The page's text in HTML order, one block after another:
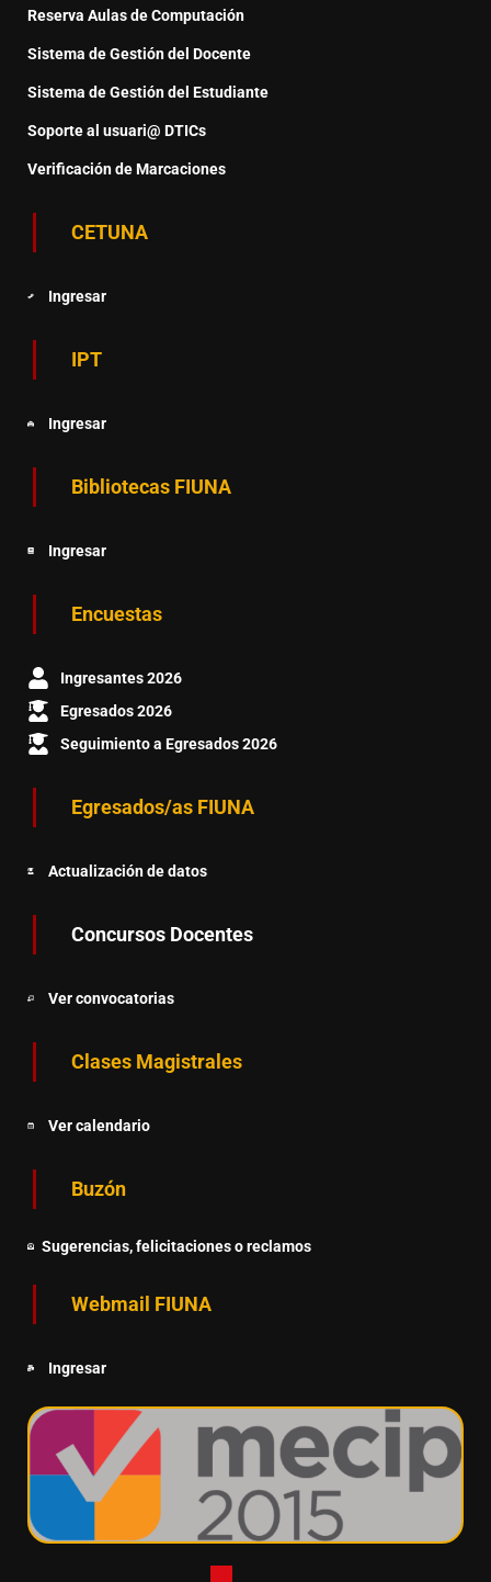
Reserva Aulas de Computación
Sistema de Gestión del Docente
Sistema de Gestión del Estudiante
Soporte al usuari@ DTICs
Verificación de Marcaciones
CETUNA
Ingresar
IPT
Ingresar
Bibliotecas FIUNA
Ingresar
Encuestas
Ingresantes 2026
Egresados 2026
Seguimiento a Egresados 2026
Egresados/as FIUNA
Actualización de datos
Concursos Docentes
Ver convocatorias
Clases Magistrales
Ver calendario
Buzón
Sugerencias, felicitaciones o reclamos
Webmail FIUNA
Ingresar